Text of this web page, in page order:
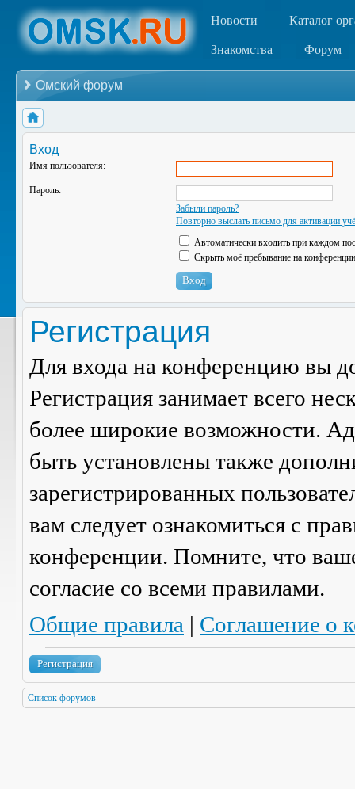
Новости Каталог
Знакомства Форум
Омский форум
Вход
Имя пользователя:
Пароль:
Забыли пароль?
Повторно выслать письмо для активации
Автоматически входить при каждом
Скрыть моё пребывание на
Регистрация
Для входа на конференцию вы
Регистрация занимает всего
более широкие возможности.
быть установлены также
зарегистрированных
вам следует ознакомиться с
конференции. Помните, что
согласие со всеми правилами.
Общие правила | Соглашение о
Регистрация
Список форумов